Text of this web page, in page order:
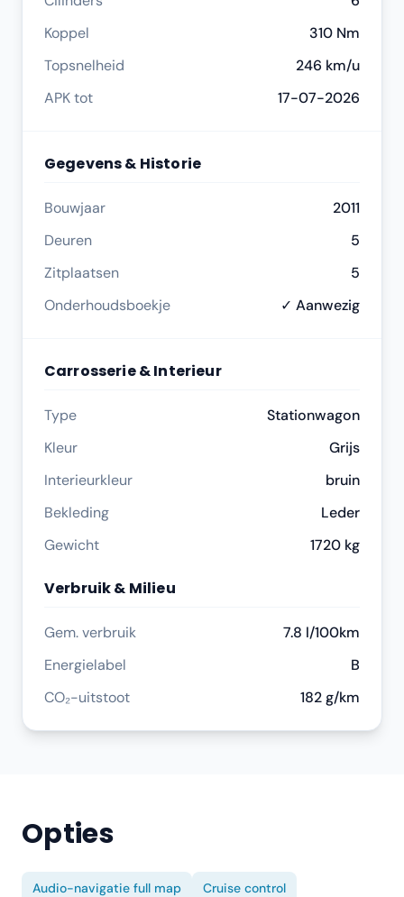
Koppel
310 Nm
Topsnelheid
246 km/u
APK tot
17-07-2026
Gegevens & Historie
Bouwjaar
2011
Deuren
5
Zitplaatsen
5
Onderhoudsboekje
✓ Aanwezig
Carrosserie & Interieur
Type
Stationwagon
Kleur
Grijs
Interieurkleur
bruin
Bekleding
Leder
Gewicht
1720 kg
Verbruik & Milieu
Gem. verbruik
7.8 l/100km
Energielabel
B
CO₂-uitstoot
182 g/km
Opties
Audio-navigatie full map
Cruise control